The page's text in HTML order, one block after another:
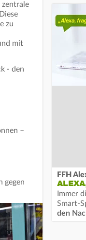
zentrale
zu
mit
- den
–
gegen
FFH
Immer
Smart-
den